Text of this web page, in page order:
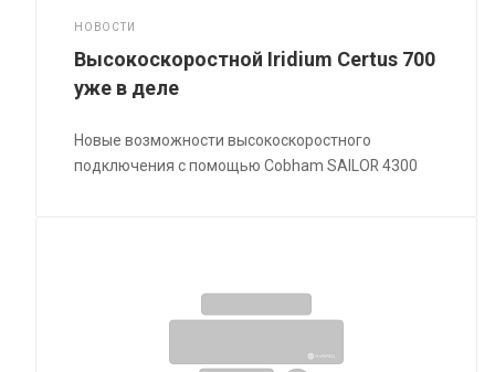
НОВОСТИ
Высокоскоростной Iridium Certus 700
уже в деле
Новые возможности высокоскоростного
подключения с помощью Cobham SAILOR 4300